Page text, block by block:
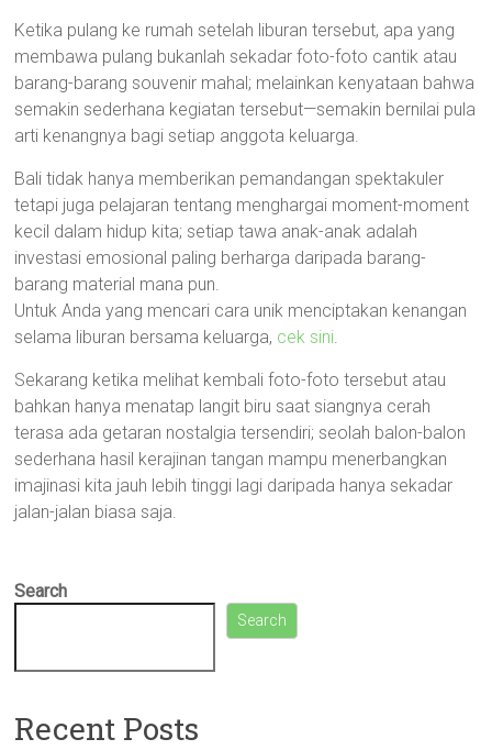
Ketika pulang ke rumah setelah liburan tersebut, apa yang
membawa pulang bukanlah sekadar foto-foto cantik atau
barang-barang souvenir mahal; melainkan kenyataan bahwa
semakin sederhana kegiatan tersebut—semakin bernilai pula
arti kenangnya bagi setiap anggota keluarga.
Bali tidak hanya memberikan pemandangan spektakuler
tetapi juga pelajaran tentang menghargai moment-moment
kecil dalam hidup kita; setiap tawa anak-anak adalah
investasi emosional paling berharga daripada barang-
barang material mana pun.
Untuk Anda yang mencari cara unik menciptakan kenangan
selama liburan bersama keluarga, cek sini.
Sekarang ketika melihat kembali foto-foto tersebut atau
bahkan hanya menatap langit biru saat siangnya cerah
terasa ada getaran nostalgia tersendiri; seolah balon-balon
sederhana hasil kerajinan tangan mampu menerbangkan
imajinasi kita jauh lebih tinggi lagi daripada hanya sekadar
jalan-jalan biasa saja.
Search
Search
Recent Posts